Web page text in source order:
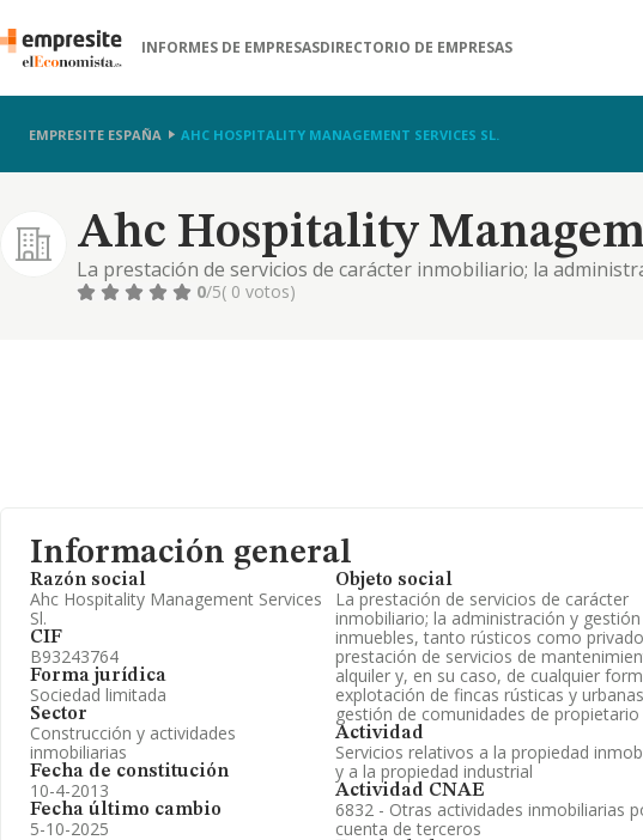
INFORMES DE EMPRESASDIRECTORIO DE EMPRESAS
EMPRESITE ESPAÑA AHC HOSPITALITY MANAGEMENT SERVICES SL.
Ahc Hospitality
La prestación de servicios de carácter inmobiliario; la
rústicos como privados; la prestación de servicios de
0/5( 0 votos)
Información general
Razón social
Ahc Hospitality Management Services
Sl.
CIF
B93243764
Forma jurídica
Sociedad limitada
Sector
Construcción y actividades
inmobiliarias
Fecha de constitución
10-4-2013
Fecha último cambio
5-10-2025
Objeto social
La prestación de servicios de carácter
inmobiliario; la administración y
inmuebles, tanto rústicos como
prestación de servicios de
alquiler y, en su caso, de cualquier
explotación de fincas rústicas y
gestión de comunidades de propietario
Actividad
Servicios relativos a la propiedad
y a la propiedad industrial
Actividad CNAE
6832 - Otras actividades inmobiliarias
cuenta de terceros